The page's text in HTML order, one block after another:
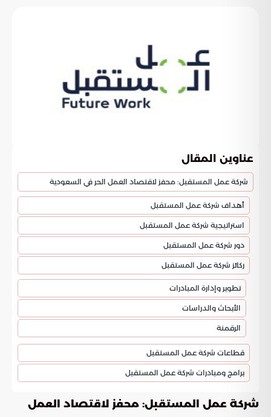
عناوين المقال
شركة عمل المستقبل: محفز لاقتصاد العمل الحر في السعودية
أهداف شركة عمل المستقبل
استراتيجية شركة عمل المستقبل
دور شركة عمل المستقبل
ركائز شركة عمل المستقبل
تطوير وإدارة المبادرات
الأبحاث والدراسات
الرقمنة
قطاعات شركة عمل المستقبل
برامج ومبادرات شركة عمل المستقبل
شركة عمل المستقبل: محفز لاقتصاد العمل